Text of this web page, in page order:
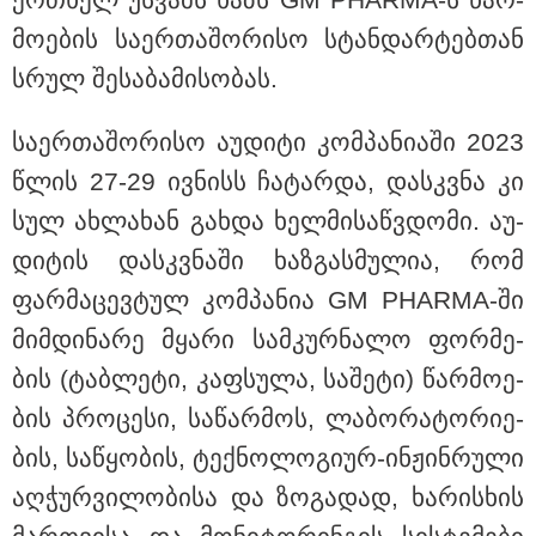
სასკოლო ფორმების ჩინეთიდან
საქართველოში მოწოდება სამ
მო­ე­ბის სა­ერ­თა­შო­რი­სო სტან­დარ­ტებ­თან
სრულ შე­სა­ბა­მი­სო­ბას.
სა­ერ­თა­შო­რი­სო აუ­დი­ტი კომ­პა­ნი­ა­ში 2023
წლის 27-29 ივ­ნისს ჩა­ტარ­და, დას­კვნა კი
სულ ახ­ლა­ხან გახ­და ხელ­მი­საწ­ვდო­მი. აუ­
დი­ტის დას­კვნა­ში ხაზ­გას­მუ­ლია, რომ
ფარ­მა­ცევ­ტულ კომ­პა­ნია GM PHARMA-ში
მიმ­დი­ნა­რე მყა­რი სამ­კურ­ნა­ლო ფორ­მე­
ბის (ტაბ­ლე­ტი, კაფ­სუ­ლა, სა­შე­ტი) წარ­მო­ე­
ბის პრო­ცე­სი, სა­წარ­მოს, ლა­ბო­რა­ტო­რი­ე­
ბის, სა­წყო­ბის, ტექ­ნო­ლო­გი­ურ-ინ­ჟინ­რუ­ლი
აღ­ჭურ­ვი­ლო­ბი­სა და ზო­გა­დად, ხა­რის­ხის